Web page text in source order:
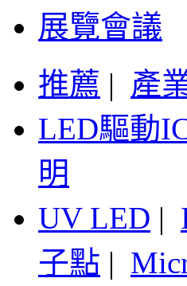
展覽會議
推薦 | 產
LED驅動
明
UV LED |
子點 |